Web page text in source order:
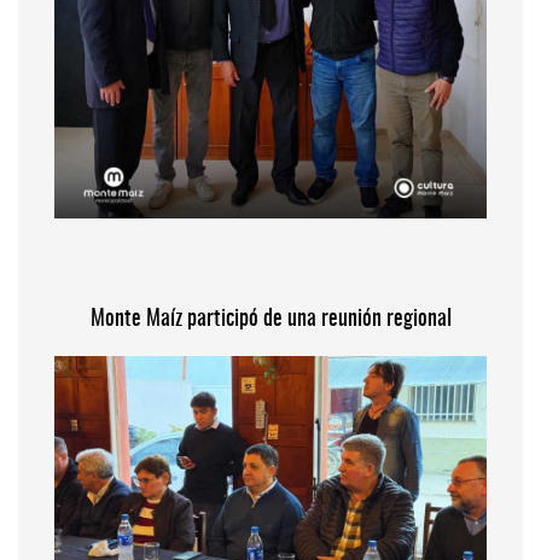
Monte Maíz participó de una reunión regional